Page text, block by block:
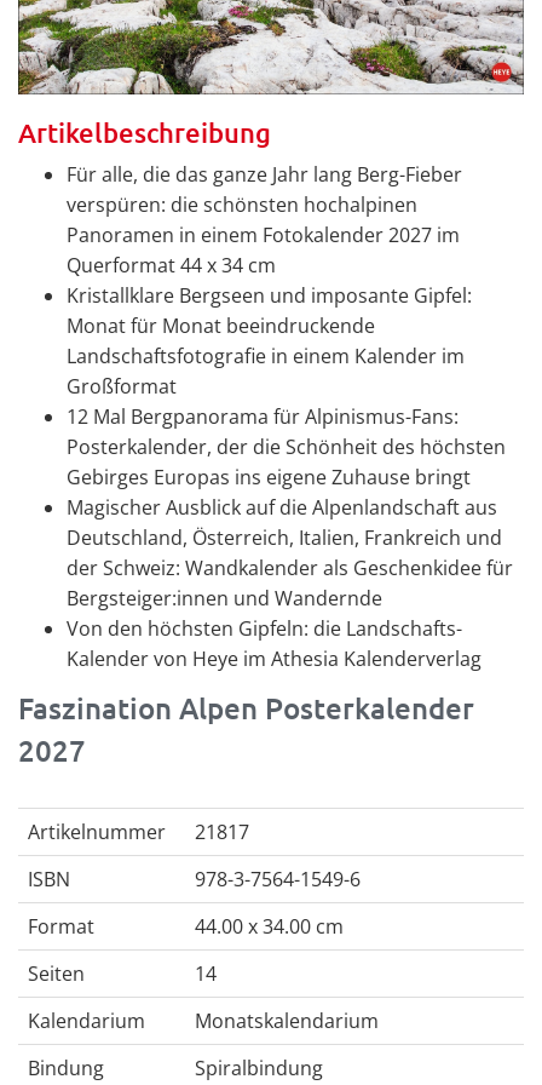
Artikelbeschreibung
Für alle, die das ganze Jahr lang Berg-Fieber
verspüren: die schönsten hochalpinen
Panoramen in einem Fotokalender 2027 im
Querformat 44 x 34 cm
Kristallklare Bergseen und imposante Gipfel:
Monat für Monat beeindruckende
Landschaftsfotografie in einem Kalender im
Großformat
12 Mal Bergpanorama für Alpinismus-Fans:
Posterkalender, der die Schönheit des höchsten
Gebirges Europas ins eigene Zuhause bringt
Magischer Ausblick auf die Alpenlandschaft aus
Deutschland, Österreich, Italien, Frankreich und
der Schweiz: Wandkalender als Geschenkidee für
Bergsteiger:innen und Wandernde
Von den höchsten Gipfeln: die Landschafts-
Kalender von Heye im Athesia Kalenderverlag
Faszination Alpen Posterkalender
2027
Artikelnummer
21817
ISBN
978-3-7564-1549-6
Format
44.00 x 34.00 cm
Seiten
14
Kalendarium
Monatskalendarium
Bindung
Spiralbindung